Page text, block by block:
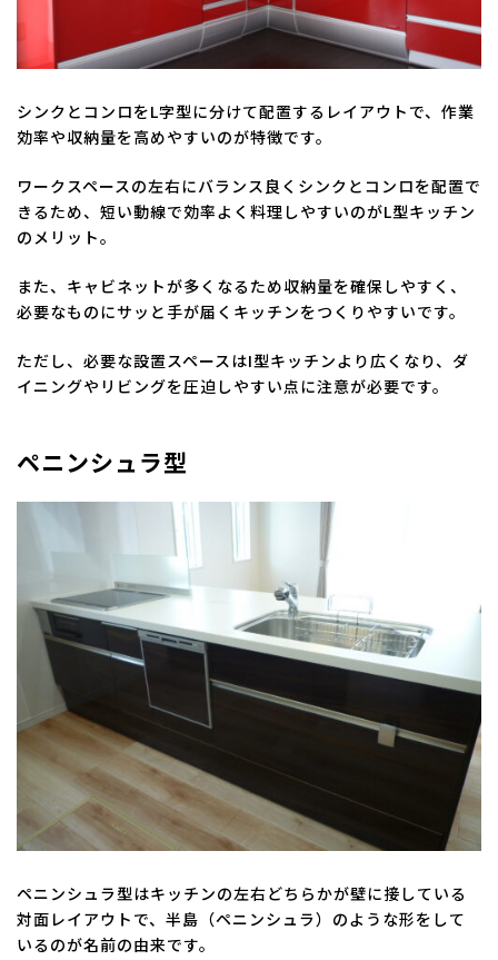
シンクとコンロをL字型に分けて配置するレイアウトで、作業
効率や収納量を高めやすいのが特徴です。
ワークスペースの左右にバランス良くシンクとコンロを配置で
きるため、短い動線で効率よく料理しやすいのがL型キッチン
のメリット。
また、キャビネットが多くなるため収納量を確保しやすく、
必要なものにサッと手が届くキッチンをつくりやすいです。
ただし、必要な設置スペースはI型キッチンより広くなり、ダ
イニングやリビングを圧迫しやすい点に注意が必要です。
ペニンシュラ型
ペニンシュラ型はキッチンの左右どちらかが壁に接している
対面レイアウトで、半島（ペニンシュラ）のような形をして
いるのが名前の由来です。